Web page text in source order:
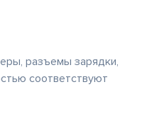
разъемы зарядки,
соответствуют